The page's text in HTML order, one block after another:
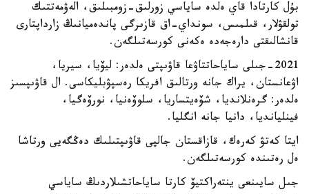
بۇل كارتادا قاي ەلدە ساياسي زورلىق-زومبىلىق، الەۋمەتتىك
تولقۋلار، قىلمىس، سونداي-اق قازىرگى پاندەميانىڭ زارداپتارى
قانشالىقتى دارەجەدە ەكەنى كورسەتىلگەن.
2021-جىلى ساياحاتتاۋعا قاۋىپتى ەلدەر: ليۆيا، سيريا،
اۋعانستان، يراك جانە ورتالىق افريكا رەسپۋبليكاسى. ال قاۋىپسىز
ەلدەر: گرەنلانديا، شۆەيتساريا، سلوۆەنيا، نورۆەگيا،
فينليانديا، دانيا جانە انگليا.
ايتا كەتۋ كەرەك، قازاقستان جالپى قاۋىپتىلىك دەڭگەيى ورتاشا
ەل رەتىندە كورسەتىلگەن.
جىل سايىنعى ينتەراكتيۆ كارتا ساياحاتشىلاردىڭ ساياسي